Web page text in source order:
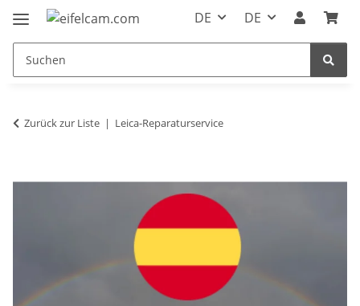
DE DE
Zurück zur Liste Leica-Reparaturservice